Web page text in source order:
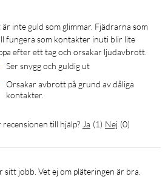
fungera som kontakter inuti blir lite
efter ett tag och orsakar ljudavbrott.
Ser snygg och guldig ut
Orsakar avbrott på grund av dåliga
kontakter.
recensionen till hjälp? Ja (1) Nej (0)
sitt jobb. Vet ej om pläteringen är bra.